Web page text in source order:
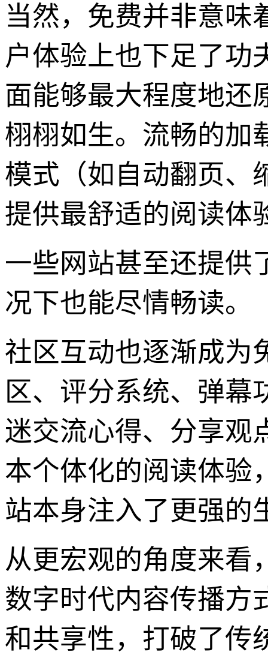
当然，免费并非意味
户体验上也下足了功
面能够最大程度地还
栩栩如生。流畅的加
模式（如自动翻页、
提供最舒适的阅读体
一些网站甚至还提供
况下也能尽情畅读。
社区互动也逐渐成为
区、评分系统、弹幕
迷交流心得、分享观
本个体化的阅读体验
站本身注入了更强的
从更宏观的角度来看
数字时代内容传播方
和共享性，打破了传